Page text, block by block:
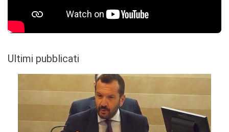
Ultimi pubblicati